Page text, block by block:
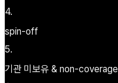
4.
spin-off
5.
기관 미보유 & non-coverage